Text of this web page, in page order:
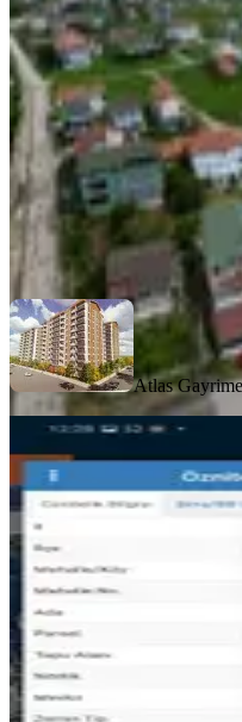
Tekirdağ,
365 m²
·
4.245.000 ₺
Atlas Gayrimenkul Ahmet
Ara
Atlas
YENİ
Tekirdağ,
Kartallar Grup Yapı İnşaat ve